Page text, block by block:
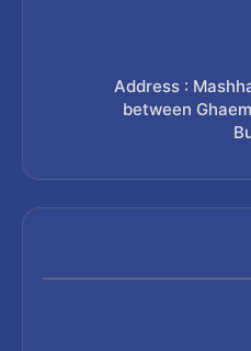
Address :
between